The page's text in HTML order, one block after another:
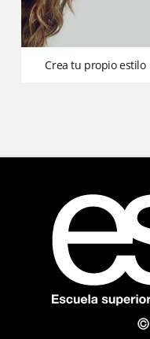
crea tu propio estilo
©